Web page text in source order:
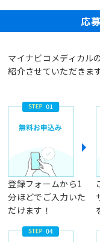
応
マイナビコメディカル
紹介させていただきます
登録フォームから1
分ほどでご入力いた
だけます！